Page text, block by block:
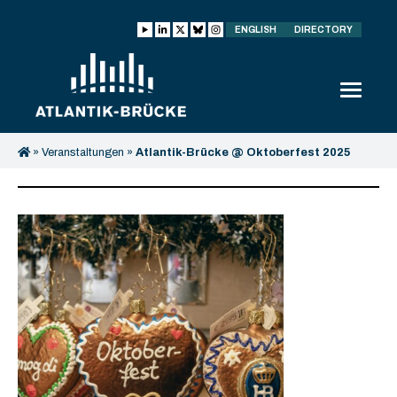
ENGLISH DIRECTORY
» Veranstaltungen » Atlantik-Brücke @ Oktoberfest 2025